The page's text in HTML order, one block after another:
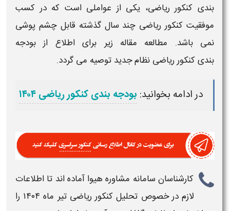
بندی کنکور ریاضی، یکی از عواملی است که در کسب
موفقیت کنکور ریاضی چند سال گذشته قابل چشم پوشی
نمی باشد. مطالعه مقاله زیر برای اطلاع از بودجه
بندی کنکور ریاضی نظام جدید توصیه می گردد.
در ادامه بخوانید: بودجه بندی کنکور ریاضی ۱۴۰۴
کارشناسان سامانه مشاوره هیوا آماده اند تا اطلاعات
لازم در خصوص تحلیل کنکور ریاضی تیر ماه ۱۴۰۴
را